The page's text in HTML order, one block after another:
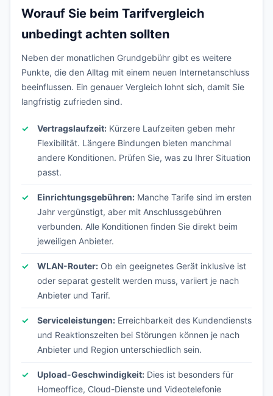
Worauf Sie beim Tarifvergleich
unbedingt achten sollten
Neben der monatlichen Grundgebühr gibt es weitere
Punkte, die den Alltag mit einem neuen Internetanschluss
beeinflussen. Ein genauer Vergleich lohnt sich, damit Sie
langfristig zufrieden sind.
Vertragslaufzeit: Kürzere Laufzeiten geben mehr
Flexibilität. Längere Bindungen bieten manchmal
andere Konditionen. Prüfen Sie, was zu Ihrer Situation
passt.
Einrichtungsgebühren: Manche Tarife sind im ersten
Jahr vergünstigt, aber mit Anschlussgebühren
verbunden. Alle Konditionen finden Sie direkt beim
jeweiligen Anbieter.
WLAN-Router: Ob ein geeignetes Gerät inklusive ist
oder separat gestellt werden muss, variiert je nach
Anbieter und Tarif.
Serviceleistungen: Erreichbarkeit des Kundendiensts
und Reaktionszeiten bei Störungen können je nach
Anbieter und Region unterschiedlich sein.
Upload-Geschwindigkeit: Dies ist besonders für
Homeoffice, Cloud-Dienste und Videotelefonie